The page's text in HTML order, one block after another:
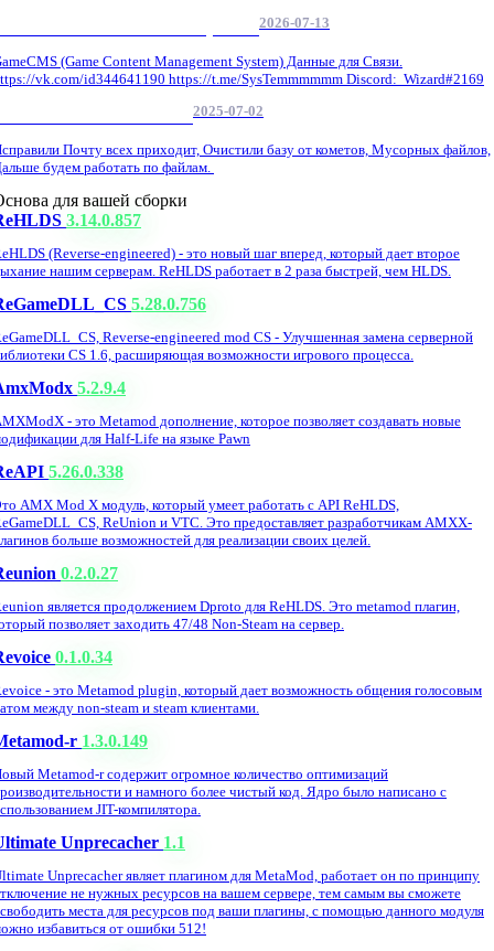
2026-07-13
(Game Content Management System) Данные для Связи.
vk.com/id344641190 https://t.me/SysTemmmmmm Discord: Wizard#2169
2025-07-02
Почту всех приходит, Очистили базу от кометов, Мусорных файлов,
будем работать по файлам.
для вашей сборки
3.14.0.857
(Reverse-engineered) - это новый шаг вперед, который дает второе
нашим серверам. ReHLDS работает в 2 раза быстрей, чем HLDS.
5.28.0.756
Reverse-engineered mod CS - Улучшенная замена серверной
CS 1.6, расширяющая возможности игрового процесса.
5.2.9.4
- это Metamod дополнение, которое позволяет создавать новые
для Half-Life на языке Pawn
5.26.0.338
AMX Mod X модуль, который умеет работать с API ReHLDS,
ReUnion и VTC. Это предоставляет разработчикам AMXX-
больше возможностей для реализации своих целей.
0.2.0.27
является продолжением Dproto для ReHLDS. Это metamod плагин,
позволяет заходить 47/48 Non-Steam на сервер.
0.1.0.34
- это Metamod plugin, который дает возможность общения голосовым
между non-steam и steam клиентами.
r 1.3.0.149
Metamod-r содержит огромное количество оптимизаций
и намного более чистый код. Ядро было написано с
JIT-компилятора.
Unprecacher 1.1
Unprecacher являет плагином для MetaMod, работает он по принципу
не нужных ресурсов на вашем сервере, тем самым вы сможете
места для ресурсов под ваши плагины, с помощью данного модуля
избавиться от ошибки 512!